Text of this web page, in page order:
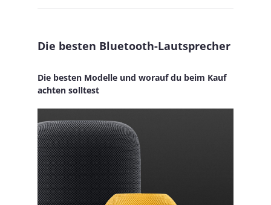
Die besten Bluetooth-Lautsprecher
Die besten Modelle und worauf du beim Kauf
achten solltest